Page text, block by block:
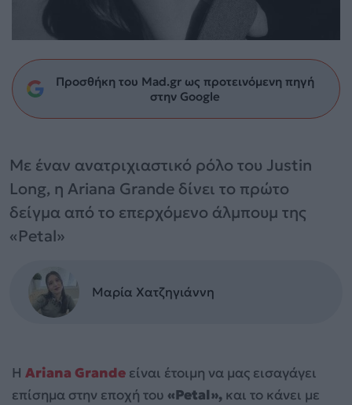
Προσθήκη του Mad.gr ως προτεινόμενη πηγή
στην Google
Με έναν ανατριχιαστικό ρόλο του Justin
Long, η Ariana Grande δίνει το πρώτο
δείγμα από το επερχόμενο άλμπουμ της
«Petal»
Μαρία Χατζηγιάννη
Η Ariana Grande είναι έτοιμη να μας εισαγάγει
επίσημα στην εποχή του «Petal», και το κάνει με